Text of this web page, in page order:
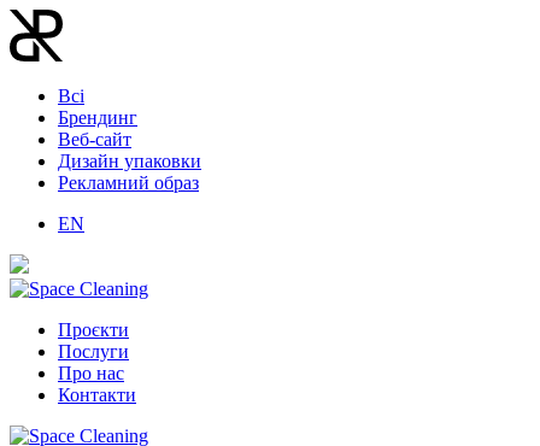
Всі
Брендинг
Веб-сайт
Дизайн упаковки
Рекламний образ
EN
Проєкти
Послуги
Про нас
Контакти